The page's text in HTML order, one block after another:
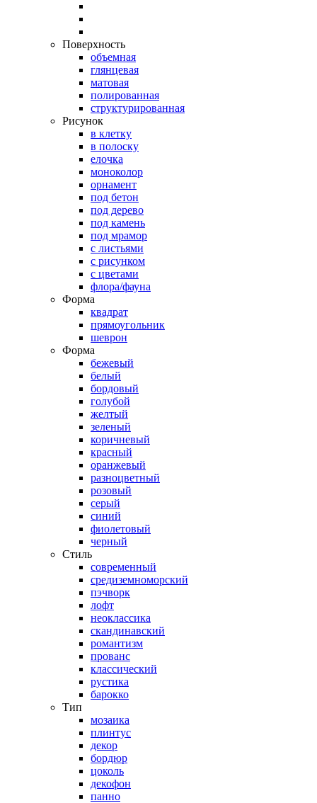
Поверхность
объемная
глянцевая
матовая
полированная
структурированная
Рисунок
в клетку
в полоску
елочка
моноколор
орнамент
под бетон
под дерево
под камень
под мрамор
с листьями
с рисунком
с цветами
флора/фауна
Форма
квадрат
прямоугольник
шеврон
Форма
бежевый
белый
бордовый
голубой
желтый
зеленый
коричневый
красный
оранжевый
разноцветный
розовый
серый
синий
фиолетовый
черный
Стиль
современный
средиземноморский
пэчворк
лофт
неоклассика
скандинавский
романтизм
прованс
классический
рустика
барокко
Тип
мозаика
плинтус
декор
бордюр
цоколь
декофон
панно